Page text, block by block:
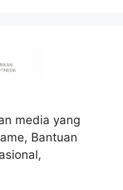
media yang
Bantuan